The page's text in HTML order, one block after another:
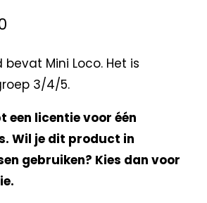
Mini Loco. Het is
3/4/5.
een licentie voor één
Wil je dit product in
gebruiken? Kies dan voor